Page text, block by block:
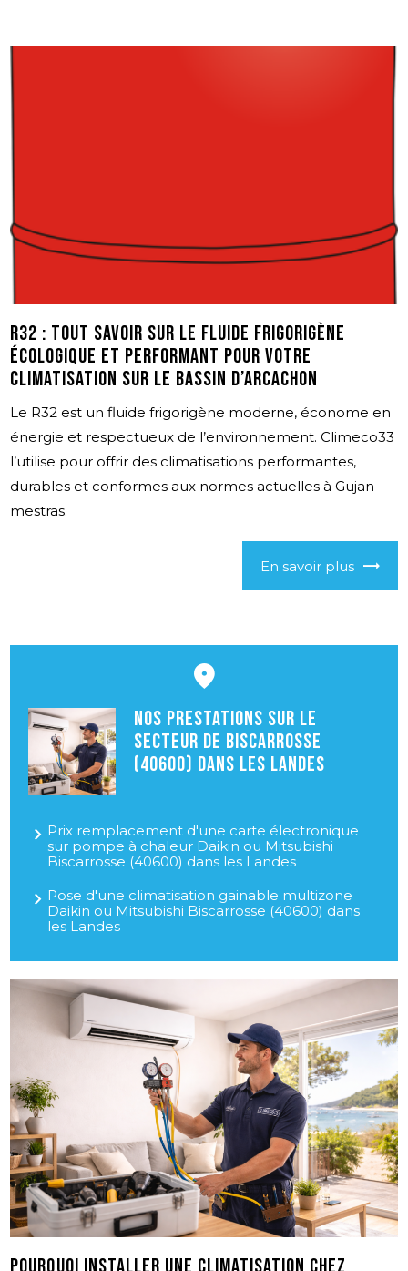
R32 : tout savoir sur le fluide frigorigène
écologique et performant pour votre
climatisation sur le bassin d’Arcachon
Le R32 est un fluide frigorigène moderne, économe en
énergie et respectueux de l’environnement. Climeco33
l’utilise pour offrir des climatisations performantes,
durables et conformes aux normes actuelles à Gujan-
mestras.
En savoir plus
Nos prestations sur le
secteur de Biscarrosse
(40600) dans les Landes
Prix remplacement d'une carte électronique
sur pompe à chaleur Daikin ou Mitsubishi
Biscarrosse (40600) dans les Landes
Pose d'une climatisation gainable multizone
Daikin ou Mitsubishi Biscarrosse (40600) dans
les Landes